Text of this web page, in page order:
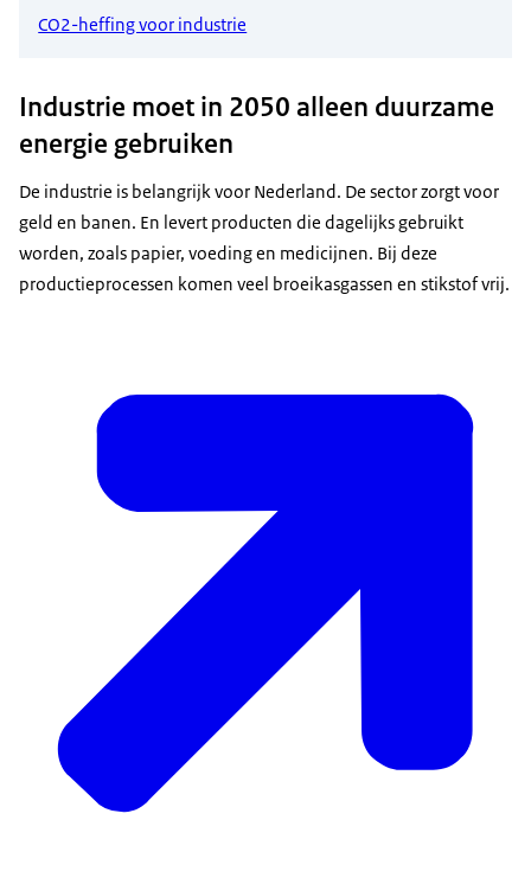
CO2-heffing voor industrie
Industrie moet in 2050 alleen duurzame
energie gebruiken
De industrie is belangrijk voor Nederland. De sector zorgt voor
geld en banen. En levert producten die dagelijks gebruikt
worden, zoals papier, voeding en medicijnen. Bij deze
productieprocessen komen veel broeikasgassen en stikstof vrij.